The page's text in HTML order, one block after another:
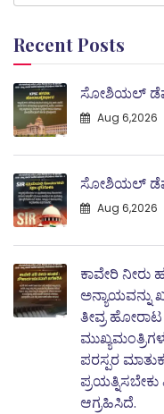
Recent Posts
ಸೋಶಿಯಲ್
Aug 6,2026
ಸೋಶಿಯಲ್
Aug 6,2026
ಕಾವೇರಿ ನೀರು
ಅನ್ಯಾಯವನ್ನು
ತೀವ್ರ
ಪರಸ್ಪರ
ಆಗ್ರಹಿಸಿದೆ.